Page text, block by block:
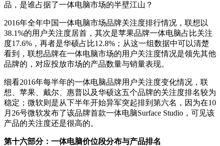
品，是谁占据了一体电脑市场的半壁江山？
2016年全年中国一体电脑市场品牌关注度排行情况，联想以
38.1%的用户关注度居首，其次是苹果品牌一体电脑占比关注
度17.6%，再者是华硕占比12.8%；从这一组数据中可以清楚
看到，联想品牌在一体电脑市场的用户关注度情况是领先其他
品牌的，对应投放市场的产品数量与销量表现。
细看2016年每半年的一体电脑品牌用户关注度变化情况，联
想、苹果、戴尔、惠普以及华硕这五个品牌的关注度排名较为
稳定；微软则是从下半年开始异军突起排到第六名，因为在10
月26号微软发布了该品牌首款一体电脑Surface Studio，可见该
产品的关注度还是很高的。
第十六部分：一体电脑价位段分布与产品排名